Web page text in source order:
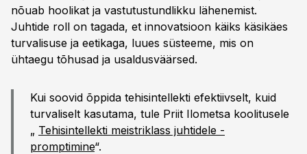
nõuab hoolikat ja vastutustundlikku lähenemist.
Juhtide roll on tagada, et innovatsioon käiks käsikäes
turvalisuse ja eetikaga, luues süsteeme, mis on
ühtaegu tõhusad ja usaldusväärsed.
Kui soovid õppida tehisintellekti efektiivselt, kuid
turvaliselt kasutama, tule Priit Ilometsa koolitusele
„ Tehisintellekti meistriklass juhtidele -
promptimine“.